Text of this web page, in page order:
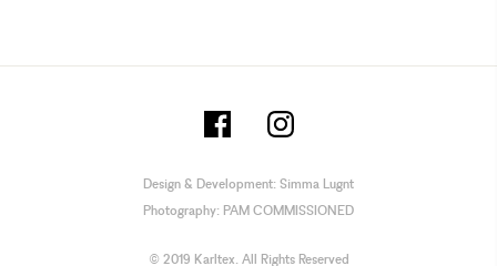
Design & Development: Simma Lugnt
Photography: PAM COMMISSIONED
© 2019 Karltex. All Rights Reserved